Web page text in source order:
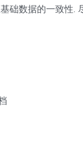
础数据的一致性.